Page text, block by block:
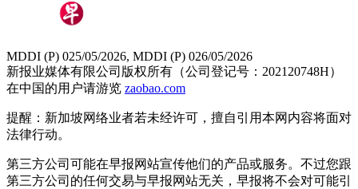
MDDI (P) 025/05/2026, MDDI (P) 026/05/2026
新报业媒体有限公司版权所有（公司登记号：202120748H）
在中国的用户请游览 zaobao.com
提醒：新加坡网络业者若未经许可，擅自引用本网内容将面对
法律行动。
第三方公司可能在早报网站宣传他们的产品或服务。不过您跟
第三方公司的任何交易与早报网站无关，早报将不会对可能引